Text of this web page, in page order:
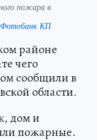
пожара в
КП
районе
чего
сообщили в
области.
дом и
пожарные.